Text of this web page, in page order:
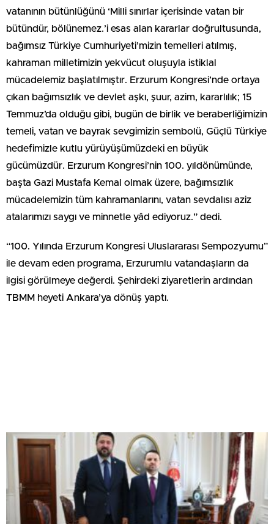
vatanının bütünlüğünü ‘Milli sınırlar içerisinde vatan bir
bütündür, bölünemez.’i esas alan kararlar doğrultusunda,
bağımsız Türkiye Cumhuriyeti’mizin temelleri atılmış,
kahraman milletimizin yekvücut oluşuyla istiklal
mücadelemiz başlatılmıştır. Erzurum Kongresi’nde ortaya
çıkan bağımsızlık ve devlet aşkı, şuur, azim, kararlılık; 15
Temmuz’da olduğu gibi, bugün de birlik ve beraberliğimizin
temeli, vatan ve bayrak sevgimizin sembolü, Güçlü Türkiye
hedefimizle kutlu yürüyüşümüzdeki en büyük
gücümüzdür. Erzurum Kongresi’nin 100. yıldönümünde,
başta Gazi Mustafa Kemal olmak üzere, bağımsızlık
mücadelemizin tüm kahramanlarını, vatan sevdalısı aziz
atalarımızı saygı ve minnetle yâd ediyoruz.” dedi.
“100. Yılında Erzurum Kongresi Uluslararası Sempozyumu”
ile devam eden programa, Erzurumlu vatandaşların da
ilgisi görülmeye değerdi. Şehirdeki ziyaretlerin ardından
TBMM heyeti Ankara’ya dönüş yaptı.